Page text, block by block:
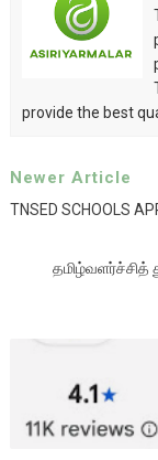
provide the best
Newer Article
TNSED SCHOOLS
தமிழ்வளர்ச்சித்